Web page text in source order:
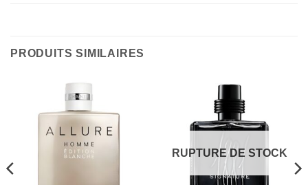
PRODUITS SIMILAIRES
RUPTURE DE STOCK